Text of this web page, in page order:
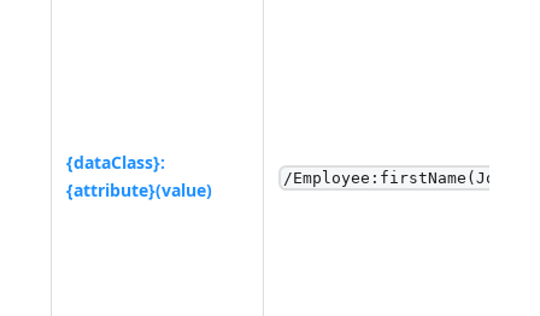
{dataClass}:
{attribute}(value)
/Employee:firstName(John)